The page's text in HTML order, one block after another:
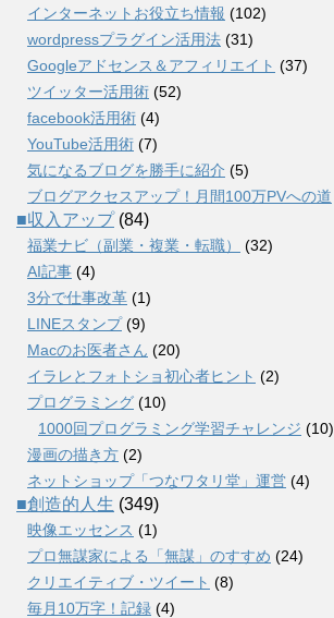
インターネットお役立ち情報 (102)
wordpressプラグイン活用法 (31)
Googleアドセンス＆アフィリエイト (37)
ツイッター活用術 (52)
facebook活用術 (4)
YouTube活用術 (7)
気になるブログを勝手に紹介 (5)
ブログアクセスアップ！月間100万PVへの道
■収入アップ(84)
福業ナビ（副業・複業・転職）
(32)
AI記事 (4)
3分で仕事改革 (1)
LINEスタンプ(9)
Macのお医者さん (20)
イラレとフォトショ初心者ヒント (2)
プログラミング (10)
1000回プログラミング学習チャレンジ (10)
漫画の描き方 (2)
ネットショップ「つなワタリ堂」運営 (4)
■創造的人生 (349)
映像エッセンス (1)
プロ無謀家による「無謀」のすすめ (24)
クリエイティブ・ツイート (8)
毎月10万字！記録 (4)